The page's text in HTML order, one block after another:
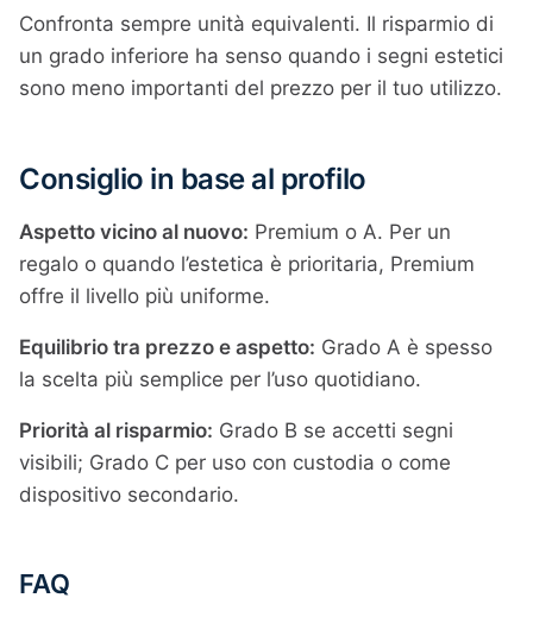
Confronta sempre unità equivalenti. Il risparmio di
un grado inferiore ha senso quando i segni estetici
sono meno importanti del prezzo per il tuo utilizzo.
Consiglio in base al profilo
Aspetto vicino al nuovo: Premium o A. Per un
regalo o quando l’estetica è prioritaria, Premium
offre il livello più uniforme.
Equilibrio tra prezzo e aspetto: Grado A è spesso
la scelta più semplice per l’uso quotidiano.
Priorità al risparmio: Grado B se accetti segni
visibili; Grado C per uso con custodia o come
dispositivo secondario.
FAQ